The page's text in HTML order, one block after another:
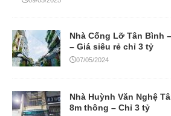
Nhà Cống Lỡ Tân Bình
– Giá siêu rẻ chỉ 3 tỷ
07/05/2024
Nhà Huỳnh Văn Nghệ
8m thông – Chỉ 3 tỷ